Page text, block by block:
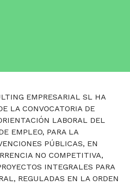
EMPRESARIAL SL HA
LA CONVOCATORIA DE
LABORAL DEL
EMPLEO, PARA LA
PÚBLICAS, EN
NO COMPETITIVA,
INTEGRALES PARA
REGULADAS EN LA ORDEN